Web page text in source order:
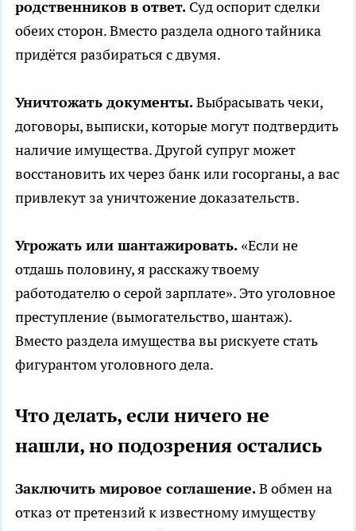
родственников в ответ. Суд оспорит сделки
обеих сторон. Вместо раздела одного тайника
придётся разбираться с двумя.
Уничтожать документы.Выбрасывать чеки,
договоры, выписки, которые могут подтвердить
наличие имущества. Другой супруг может
восстановить их через банк или госорганы, а вас
привлекут за уничтожение доказательств.
Угрожать или шантажировать. «Если не
отдашь половину, я расскажу твоему
работодателю о серой зарплате». Это уголовное
преступление (вымогательство, шантаж).
Вместо раздела имущества вы рискуете стать
фигурантом уголовного дела.
Что делать, если ничего не
нашли, но подозрения остались
Заключить мировое соглашение.В обмен на
отказ от претензий к известному имуществу